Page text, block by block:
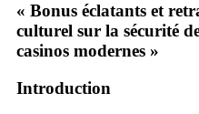
« Bonus éclatants et
culturel sur la sécurité
casinos modernes »
Introduction